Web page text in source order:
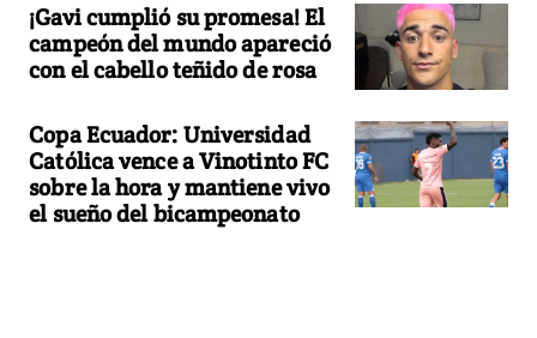
¡Gavi cumplió su promesa! El
campeón del mundo apareció
con el cabello teñido de rosa
Copa Ecuador: Universidad
Católica vence a Vinotinto FC
sobre la hora y mantiene vivo
el sueño del bicampeonato